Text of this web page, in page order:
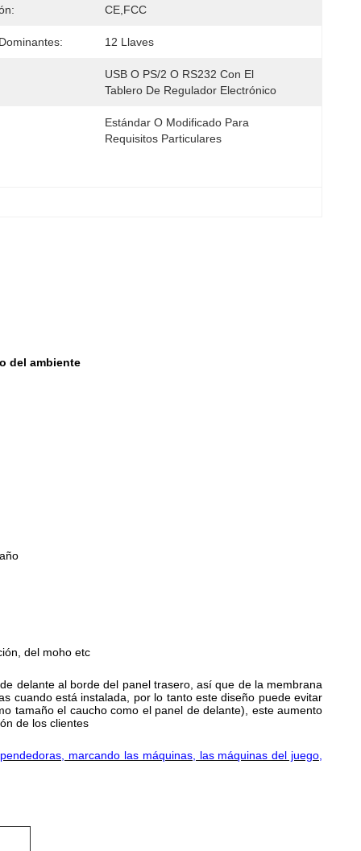
CE,FCC
12 Llaves
USB O PS/2 O RS232 Con El
Tablero De Regulador Electrónico
Estándar O Modificado Para
Requisitos Particulares
del ambiente
del moho etc
delante al borde del panel trasero, así que de la membrana
cuando está instalada, por lo tanto este diseño puede evitar
tamaño el caucho como el panel de delante), este aumento
de los clientes
marcando las máquinas, las máquinas del juego,